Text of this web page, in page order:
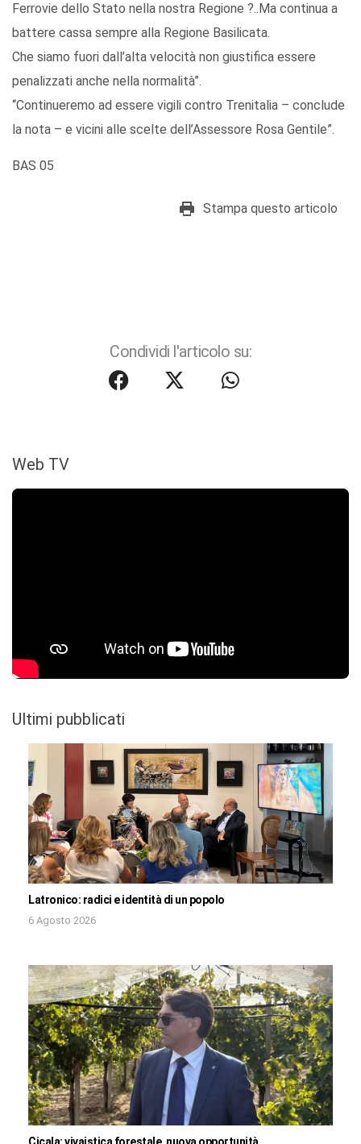
Ferrovie dello Stato nella nostra Regione ?..Ma continua a
battere cassa sempre alla Regione Basilicata.
Che siamo fuori dall’alta velocità non giustifica essere
penalizzati anche nella normalità”.
“Continueremo ad essere vigili contro Trenitalia – conclude
la nota – e vicini alle scelte dell’Assessore Rosa Gentile”.
BAS 05
Stampa questo articolo
Condividi l'articolo su:
Web TV
Ultimi pubblicati
Latronico: radici e identità di un popolo
6 Agosto 2026
Cicala: vivaistica forestale, nuova opportunità